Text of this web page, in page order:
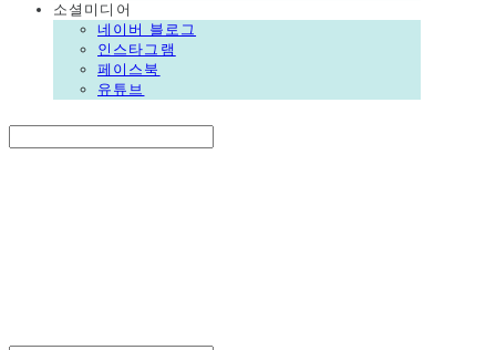
소셜미디어
네이버 블로그
인스타그램
페이스북
유튜브